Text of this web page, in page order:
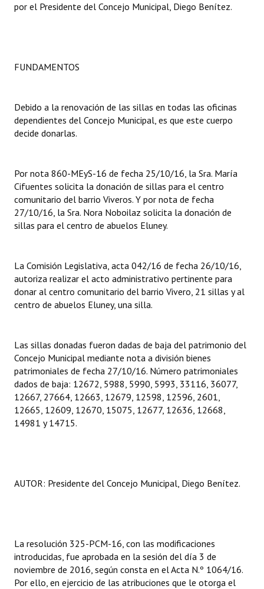
Ejecución Presupuestaria
NORMATIVA
Declaraciones
Resoluciones
INSTITUCIONAL
Antiguos Pobladores
Registros y Distinciones
Datos Históricos
Premio al Mérito - Registro
Mujeres que Dejaron Huellas - Registro
Periodistas Decanos - Registro
Ciudadano Ilustre - Registro
Antiguos Pobladores - Registro
Entrega de distinciones
REFORMA DE LA CARTA ORGÁNICA
por el Presidente del Concejo Municipal, Diego Benítez.
FUNDAMENTOS
Debido a la renovación de las sillas en todas las oficinas
dependientes del Concejo Municipal, es que este cuerpo
decide donarlas.
Por nota 860-MEyS-16 de fecha 25/10/16, la Sra. María
Cifuentes solicita la donación de sillas para el centro
comunitario del barrio Viveros. Y por nota de fecha
27/10/16, la Sra. Nora Noboilaz solicita la donación de
sillas para el centro de abuelos Eluney.
La Comisión Legislativa, acta 042/16 de fecha 26/10/16,
autoriza realizar el acto administrativo pertinente para
donar al centro comunitario del barrio Vivero, 21 sillas y al
centro de abuelos Eluney, una silla.
Las sillas donadas fueron dadas de baja del patrimonio del
Concejo Municipal mediante nota a división bienes
patrimoniales de fecha 27/10/16. Número patrimoniales
dados de baja: 12672, 5988, 5990, 5993, 33116, 36077,
12667, 27664, 12663, 12679, 12598, 12596, 2601,
12665, 12609, 12670, 15075, 12677, 12636, 12668,
14981 y 14715.
AUTOR: Presidente del Concejo Municipal, Diego Benítez.
La resolución 325-PCM-16, con las modificaciones
introducidas, fue aprobada en la sesión del día 3 de
noviembre de 2016, según consta en el Acta N.º 1064/16.
Por ello, en ejercicio de las atribuciones que le otorga el